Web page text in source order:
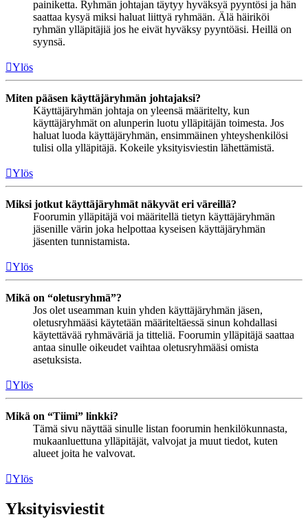
painiketta. Ryhmän johtajan täytyy hyväksyä pyyntösi ja hän
saattaa kysyä miksi haluat liittyä ryhmään. Älä häiriköi
ryhmän ylläpitäjiä jos he eivät hyväksy pyyntöäsi. Heillä on
syynsä.
Ylös
Miten pääsen käyttäjäryhmän johtajaksi?
Käyttäjäryhmän johtaja on yleensä määritelty, kun
käyttäjäryhmät on alunperin luotu ylläpitäjän toimesta. Jos
haluat luoda käyttäjäryhmän, ensimmäinen yhteyshenkilösi
tulisi olla ylläpitäjä. Kokeile yksityisviestin lähettämistä.
Ylös
Miksi jotkut käyttäjäryhmät näkyvät eri väreillä?
Foorumin ylläpitäjä voi määritellä tietyn käyttäjäryhmän
jäsenille värin joka helpottaa kyseisen käyttäjäryhmän
jäsenten tunnistamista.
Ylös
Mikä on “oletusryhmä”?
Jos olet useamman kuin yhden käyttäjäryhmän jäsen,
oletusryhmääsi käytetään määriteltäessä sinun kohdallasi
käytettävää ryhmäväriä ja titteliä. Foorumin ylläpitäjä saattaa
antaa sinulle oikeudet vaihtaa oletusryhmääsi omista
asetuksista.
Ylös
Mikä on “Tiimi” linkki?
Tämä sivu näyttää sinulle listan foorumin henkilökunnasta,
mukaanluettuna ylläpitäjät, valvojat ja muut tiedot, kuten
alueet joita he valvovat.
Ylös
Yksityisviestit